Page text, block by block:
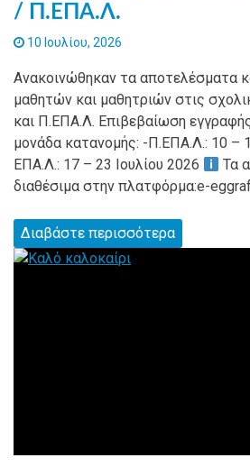
/ Π.ΕΠΑ.Λ.
10 Ιουλίου, 2026
Ανακοινώθηκαν τα αποτελέσματα
μαθητών και μαθητριών στις
και Π.ΕΠΑ.Λ. Επιβεβαίωση
μονάδα κατανομής: -Π.ΕΠΑ.Λ.: 10 –
ΕΠΑ.Λ.: 17 – 23 Ιουλίου 2026
Τα
διαθέσιμα στην πλατφόρμα:e-
Διαβάστε περισσότερα